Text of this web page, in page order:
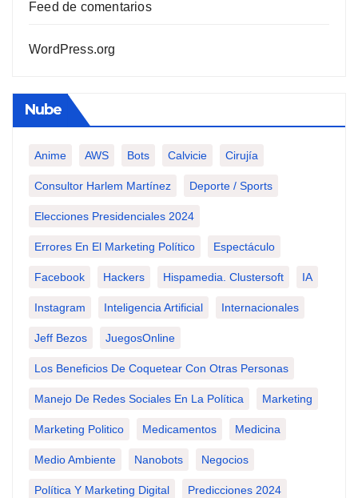
Feed de comentarios
WordPress.org
Nube
Anime AWS Bots Calvicie Cirujía
Consultor Harlem Martínez Deporte / Sports
Elecciones Presidenciales 2024
Errores En El Marketing Político Espectáculo
Facebook Hackers Hispamedia. Clustersoft IA
Instagram Inteligencia Artificial Internacionales
Jeff Bezos JuegosOnline
Los Beneficios De Coquetear Con Otras Personas
Manejo De Redes Sociales En La Política Marketing
Marketing Politico Medicamentos Medicina
Medio Ambiente Nanobots Negocios
Política Y Marketing Digital Predicciones 2024